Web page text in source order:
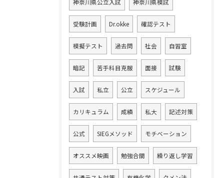
神奈川県公立入試 神奈川県模試
受験計画 Dr.okke 確認テスト
模擬テスト 過去問 社会 自習室
暗記 苦手科目克服 面接 試験
入試 私立 公立 スケジュール
カリキュラム 成績 私大 記述対策
公式 SIEGメソッド モチベーション
オススメ映画 勉強合間 繰り返し学習